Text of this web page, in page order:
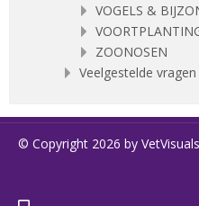
VOGELS &
ZOONOSEN
Veelgestelde vragen
© Copyright 2026 by